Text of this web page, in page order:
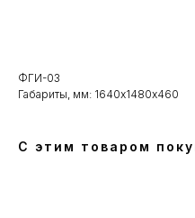
ФГИ-03
Габариты, мм: 1640х1480х460
С этим товаром